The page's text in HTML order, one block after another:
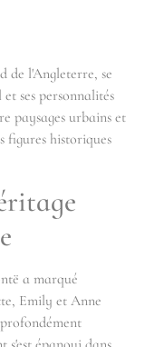
de l'Angleterre, se
ses personnalités
paysages urbains et
figures historiques
a marqué
Emily et Anne